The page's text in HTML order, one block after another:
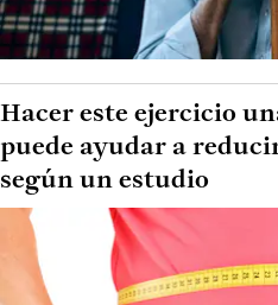
Hacer este ejercicio
puede ayudar a
según un estudio